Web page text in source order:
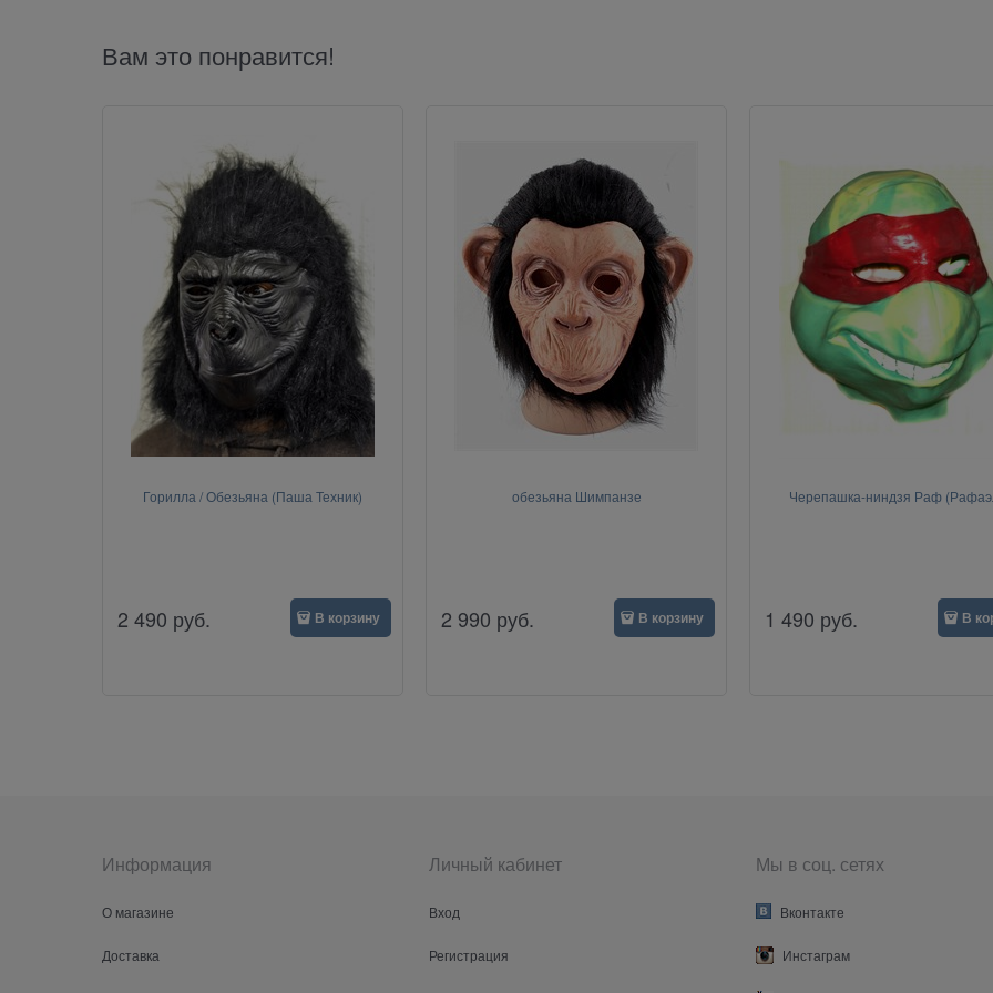
Вам это понравится!
Горилла / Обезьяна (Паша Техник)
2 490 руб. В корзину
обезьяна Шимпанзе
2 990 руб. В корзину
Черепашка-ниндзя Раф
1 490 руб. В
Информация
О магазине
Доставка
Личный кабинет
Вход
Регистрация
Мы в соц. сетях
Вконтакте
Инстаграм